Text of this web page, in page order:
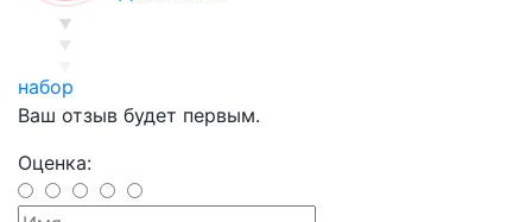
набор
Ваш отзыв будет первым.
Оценка: